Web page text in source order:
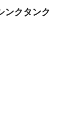
ンクタンク